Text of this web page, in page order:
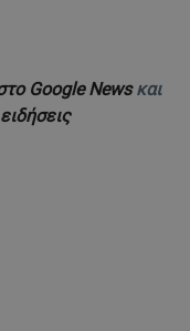
Google Newsκαι